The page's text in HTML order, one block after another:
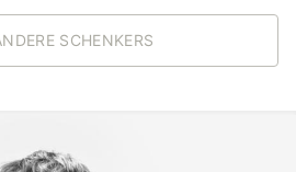
SCHENKERS